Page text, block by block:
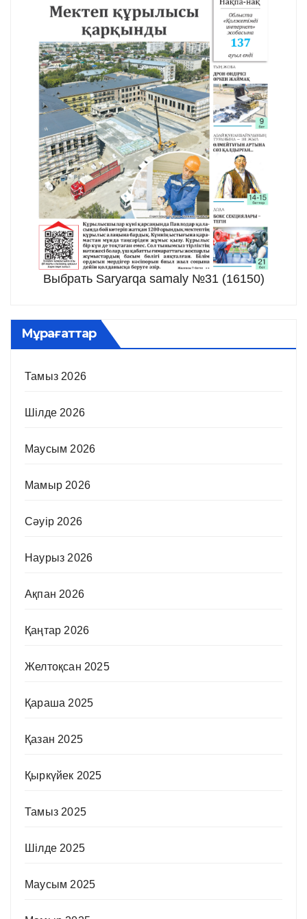
Выбрать Saryarqa samaly №31 (16150)
Мұрағаттар
Тамыз 2026
Шілде 2026
Маусым 2026
Мамыр 2026
Сәуір 2026
Наурыз 2026
Ақпан 2026
Қаңтар 2026
Желтоқсан 2025
Қараша 2025
Қазан 2025
Қыркүйек 2025
Тамыз 2025
Шілде 2025
Маусым 2025